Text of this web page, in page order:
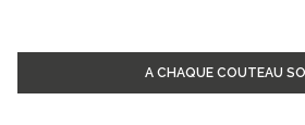
A CHAQUE COUTEAU